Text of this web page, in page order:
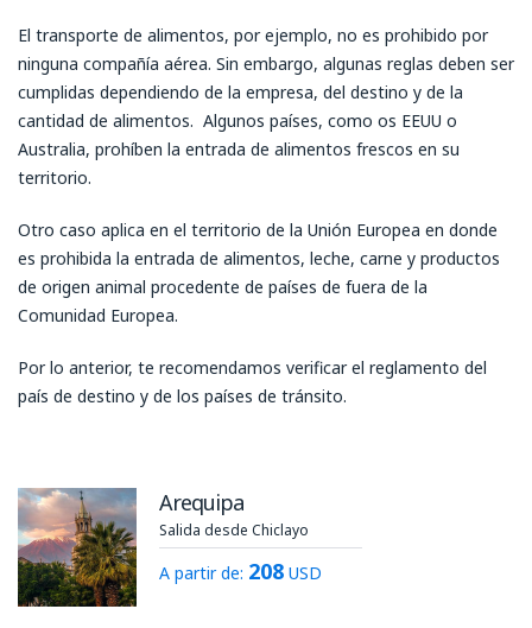
El transporte de alimentos, por ejemplo, no es prohibido por
ninguna compañía aérea. Sin embargo, algunas reglas deben ser
cumplidas dependiendo de la empresa, del destino y de la
cantidad de alimentos. Algunos países, como os EEUU o
Australia, prohíben la entrada de alimentos frescos en su
territorio.
Otro caso aplica en el territorio de la Unión Europea en donde
es prohibida la entrada de alimentos, leche, carne y productos
de origen animal procedente de países de fuera de la
Comunidad Europea.
Por lo anterior, te recomendamos verificar el reglamento del
país de destino y de los países de tránsito.
Arequipa
Salida desde Chiclayo
A partir de: 208 USD